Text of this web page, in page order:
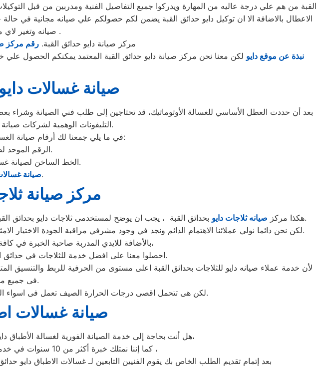
القبة من هم علي درجة عاليه من المهارة ويدركوا جميع التفاصيل الفنية ومدربين من قبل
الاعطال بالاضافة الا ان توكيل دايو حدائق القبة يضمن لكم حصولكم علي صيانه مجانية
صيانه وتغير لاي من قطع الغيار عند الضرورة .
مركز صيانة دايو حدائق القبة.رقم مركز
نبذة عن موقع دايو لكن معنا نحن مركز صيانة دايو حدائق القبة المعتمد يمكنكم الحصول علي
صيانة غسالات
بعد أن حددت العطل الأساسي للغسالة الأوتوماتيك، قد تحتاجين إلى طلب فني الصيانة وشراء بعض
التليفونات الوهمية لشركات صيانة غير معروفة، ما قد يعرضك لعمليات النصب.
في ما يلي جمعنا لك أرقام صيانة الغسالة الأوتوماتيك لأشهر الماركات في حدائق القبة:
الرقم الموحد لصيانة دايو 01010916814.
الخط الساخن لصيانة غسالات ملابس دايو 01210999852.
صيانة01096922100.
مركز صيانة
هكذا مركز صيانه ثلاجات دايو
بحدائق القبة ، يجب ان يوضح لمستخدمى ثلاجات دايو بحدائق القبة ان كلنا يعلم مدى اهمية الثلاجة بالمنزل ونحن لا ندخر جهدا كي نلبي جميع طلبات الصيانه لثلاجات دايو.
لكن نحن دائما نولي عملائنا الاهتمام الدائم ونجد في وجود مشرفي مراقبة الجودة الاختيار الامثل لخروج اجهزة الثلاجات سواء من مركز الصيانه لثلاجات دايو المعتمد بحدائق القبة او من منزل العميل.
بالأضافة للايدي المدربة صاحبة الخبرة في كافة اعطال ثلاجات دايو بجميع موديلاتها القديم منها والحديث،
احصلوا معنا على افضل خدمة للثلاجات في حدائق القبة من خلال رقم مركز صيانه دايو المعتمد في حدائق القبة.
لأن خدمة عملاء صيانه دايو للثلاجات بحدائق القبة اعلى مستوى من الحرفية للربط والتنسيق
فى جميع محافظات حدائق القبة.
لكن هى تتحمل اقصى درجات الحرارة الصيف تعمل فى اسواء الظروف باستمرارية فى التشغيل المتواصل حيث لا يضاهيها اى ثلاجات اخر.
صيانة غسالات
هل أنت بحاجة إلى خدمة الصيانة الفورية لغسالة الأطباق دايو حدائق القبة لديك؟ نحن نمنحك خدمة الصيانة الفورية التي ترغب بها،
كما إننا نمتلك خبرة أكثر من 10 سنوات في خدمات إصلاحات كافة أنواع غسالات الأطباق دايو حدائق القبة ،
بعد إتمام تقديم الطلب الخاص بك يقوم الفنيين التابعين لـ غسالات الاطباق دايو